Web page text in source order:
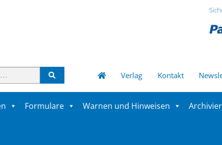
Verlag Kontakt
Formulare Warnen und Hinweisen